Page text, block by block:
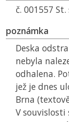
č. 001557
poznámka
Deska
nebyla
odhalena.
jež je dnes
Brna
V